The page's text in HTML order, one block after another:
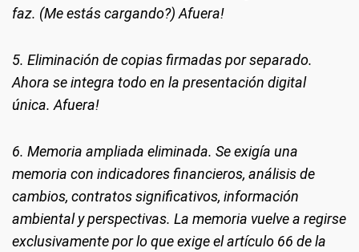
faz. (Me estás cargando?) Afuera!
5. Eliminación de copias firmadas por separado.
Ahora se integra todo en la presentación digital
única. Afuera!
6. Memoria ampliada eliminada. Se exigía una
memoria con indicadores financieros, análisis de
cambios, contratos significativos, información
ambiental y perspectivas. La memoria vuelve a regirse
exclusivamente por lo que exige el artículo 66 de la